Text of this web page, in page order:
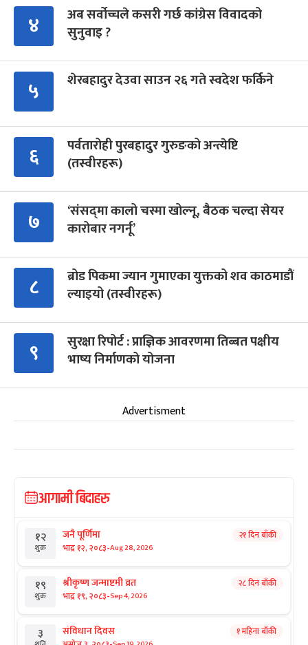
४
अब सर्वोच्चले कसरी गर्छ कांग्रेस विवादको
सुनुवाइ ?
५ शेरबहादुर देउवा साउन २६ गते स्वदेश फर्किने
६
पर्वतारोही पुरबहादुर गुरुङको अन्त्येष्टि
(तस्वीरहरू)
७
‘संसद्‍मा कालो चस्मा खोल्नू, बैठक चल्दा सेयर
कारोबार नगर्नू’
८
ब्रोड पिकमा ज्यान गुमाएका युक्तको शव काठमाडौं
ल्याइयो (तस्वीरहरू)
९
सुरक्षा रिपोर्ट : प्राज्ञिक आवरणमा तिब्बत पक्षीय
भाष्य निर्माणको योजना
Advertisment
आगामी बिदाहरु
१२
शुक्र
जनै पूर्णिमा
भाद्र १२, २०८३-Aug 28, 2026
२१ दिन बाँकी
१९
शुक्र
श्रीकृष्ण जन्माष्टमी व्रत
भाद्र १९, २०८३-Sep 4, 2026
२८ दिन बाँकी
३ संविधान दिवस १ महिना बाँकी